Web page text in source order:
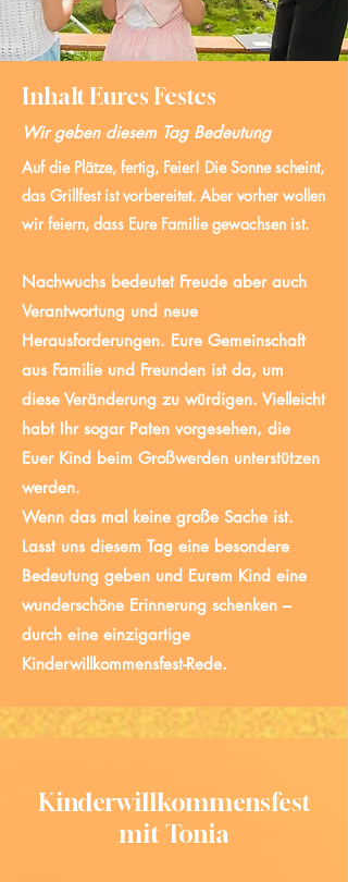
Inhalt Eures Festes
Wir geben diesem Tag Bedeutung
Auf die Plätze, fertig, Feier! Die Sonne scheint,
das Grillfest ist vorbereitet. Aber vorher wollen
wir feiern, dass Eure Familie gewachsen ist.
Nachwuchs bedeutet Freude aber auch
Verantwortung und neue
Herausforderungen. Eure Gemeinschaft
aus Familie und Freunden ist da, um
diese Veränderung zu würdigen. Vielleicht
habt Ihr sogar Paten vorgesehen, die
Euer Kind beim Großwerden unterstützen
werden.
Wenn das mal keine große Sache ist.
Lasst uns diesem Tag eine besondere
Bedeutung geben und Eurem Kind eine
wunderschöne Erinnerung schenken –
durch eine einzigartige
Kinderwillkommensfest-Rede.
Kinderwillkommensfest
mit Tonia